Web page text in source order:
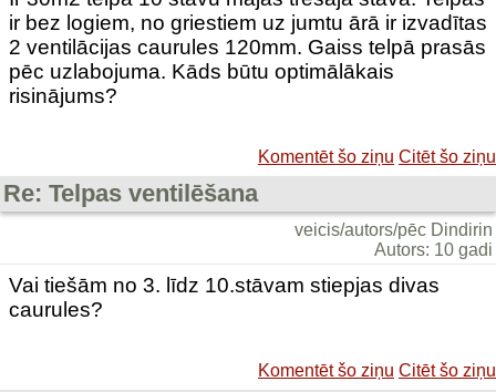
ir bez logiem, no griestiem uz jumtu ārā ir izvadītas
2 ventilācijas caurules 120mm. Gaiss telpā prasās
pēc uzlabojuma. Kāds būtu optimālākais
risinājums?
Komentēt šo ziņu Citēt šo ziņu
Re: Telpas ventilēšana
veicis/autors/pēc Dindirin
Autors: 10 gadi
Vai tiešām no 3. līdz 10.stāvam stiepjas divas
caurules?
Komentēt šo ziņu Citēt šo ziņu